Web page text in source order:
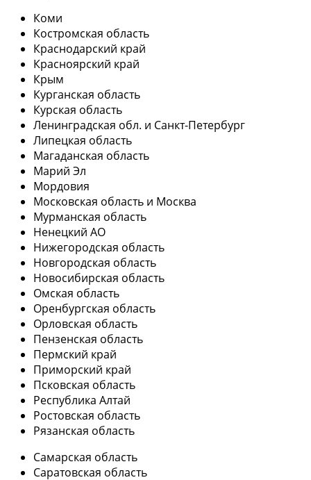
Коми
Костромская область
Краснодарский край
Красноярский край
Крым
Курганская область
Курская область
Ленинградская обл. и Санкт-Петербург
Липецкая область
Магаданская область
Марий Эл
Мордовия
Московская область и Москва
Мурманская область
Ненецкий АО
Нижегородская область
Новгородская область
Новосибирская область
Омская область
Оренбургская область
Орловская область
Пензенская область
Пермский край
Приморский край
Псковская область
Республика Алтай
Ростовская область
Рязанская область
Самарская область
Саратовская область